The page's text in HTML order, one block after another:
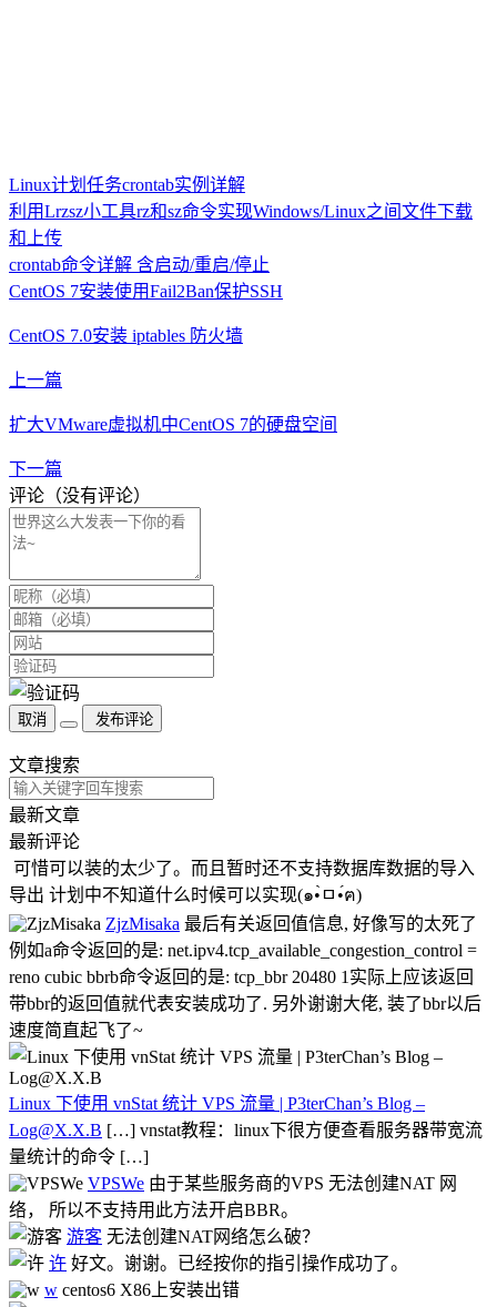
Linux计划任务crontab实例详解
利用Lrzsz小工具rz和sz命令实现Windows/Linux之间文件下载
和上传
crontab命令详解 含启动/重启/停止
CentOS 7安装使用Fail2Ban保护SSH
CentOS 7.0安装 iptables 防火墙
上一篇
扩大VMware虚拟机中CentOS 7的硬盘空间
下一篇
评论（没有评论）
取消 发布评论
文章搜索
最新文章
最新评论
可惜可以装的太少了。而且暂时还不支持数据库数据的导入
导出 计划中不知道什么时候可以实现(๑•̀ㅁ•́ฅ)
ZjzMisaka 最后有关返回值信息, 好像写的太死了
例如a命令返回的是: net.ipv4.tcp_available_congestion_control =
reno cubic bbrb命令返回的是: tcp_bbr 20480 1实际上应该返回
带bbr的返回值就代表安装成功了. 另外谢谢大佬, 装了bbr以后
速度简直起飞了~
Linux 下使用 vnStat 统计 VPS 流量 | P3terChan’s Blog –
Log@X.X.B […] vnstat教程：linux下很方便查看服务器带宽流
量统计的命令 […]
VPSWe 由于某些服务商的VPS 无法创建NAT 网
络， 所以不支持用此方法开启BBR。
游客 无法创建NAT网络怎么破？
许 好文。谢谢。已经按你的指引操作成功了。
w centos6 X86上安装出错